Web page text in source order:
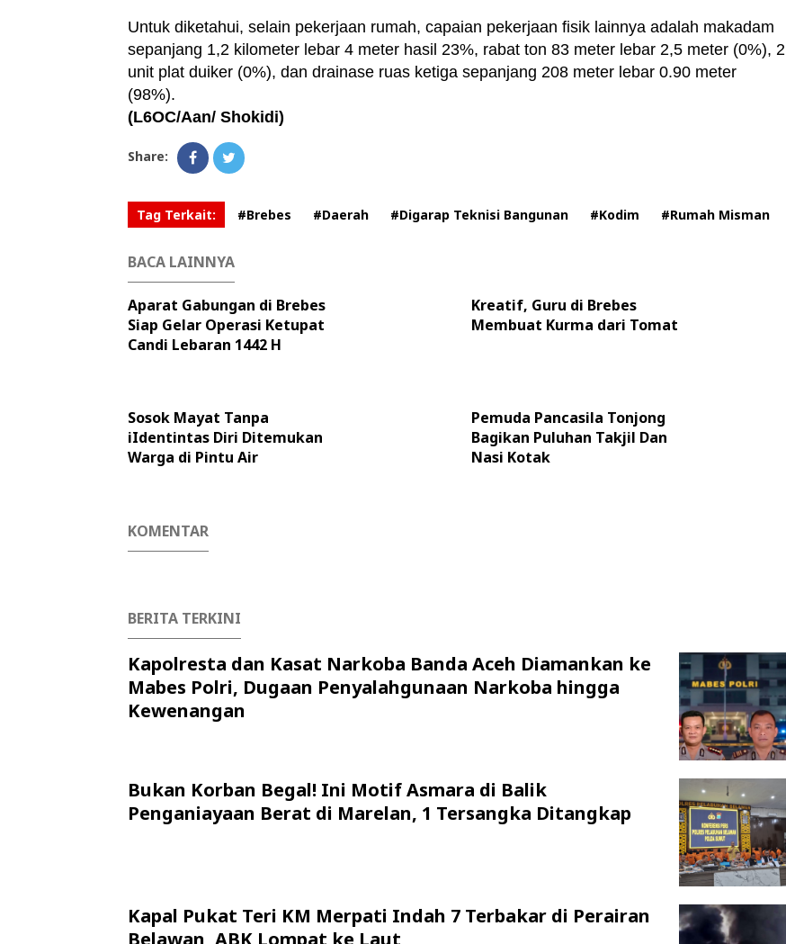
Untuk diketahui, selain pekerjaan rumah, capaian pekerjaan fisik lainnya adalah makadam
sepanjang 1,2 kilometer lebar 4 meter hasil 23%, rabat ton 83 meter lebar 2,5 meter (0%), 2
unit plat duiker (0%), dan drainase ruas ketiga sepanjang 208 meter lebar 0.90 meter
(98%).
(L6OC/Aan/ Shokidi)
Share:
Tag Terkait: #Brebes #Daerah #Digarap Teknisi Bangunan #Kodim #Rumah Misman
BACA LAINNYA
Aparat Gabungan di Brebes
Siap Gelar Operasi Ketupat
Candi Lebaran 1442 H
Kreatif, Guru di Brebes
Membuat Kurma dari Tomat
Sosok Mayat Tanpa
iIdentintas Diri Ditemukan
Warga di Pintu Air
Pemuda Pancasila Tonjong
Bagikan Puluhan Takjil Dan
Nasi Kotak
KOMENTAR
BERITA TERKINI
Kapolresta dan Kasat Narkoba Banda Aceh Diamankan ke
Mabes Polri, Dugaan Penyalahgunaan Narkoba hingga
Kewenangan
Bukan Korban Begal! Ini Motif Asmara di Balik
Penganiayaan Berat di Marelan, 1 Tersangka Ditangkap
Kapal Pukat Teri KM Merpati Indah 7 Terbakar di Perairan
Belawan, ABK Lompat ke Laut